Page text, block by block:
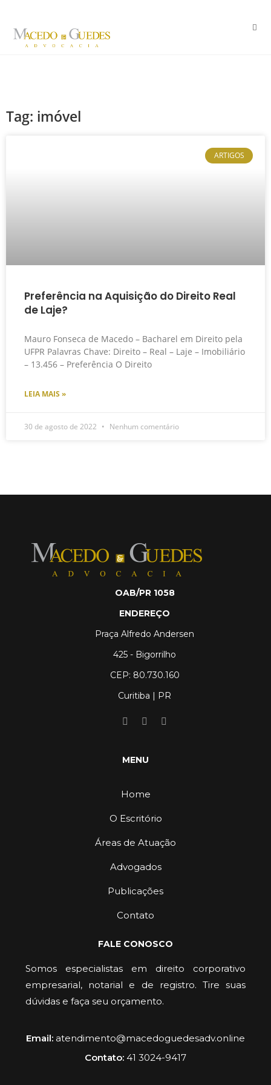
Tag: imóvel
ARTIGOS
Preferência na Aquisição do Direito Real
de Laje?
Mauro Fonseca de Macedo – Bacharel em Direito pela
UFPR Palavras Chave: Direito – Real – Laje – Imobiliário
– 13.456 – Preferência O Direito
LEIA MAIS »
30 de agosto de 2022 Nenhum comentário
OAB/PR 1058
ENDEREÇO
Praça Alfredo Andersen
425 - Bigorrilho
CEP: 80.730.160
Curitiba | PR
MENU
Home
O Escritório
Áreas de Atuação
Advogados
Publicações
Contato
FALE CONOSCO
Somos especialistas em direito corporativo
empresarial, notarial e de registro. Tire suas
dúvidas e faça seu orçamento.
Email: atendimento@macedoguedesadv.online
Contato: 41 3024-9417